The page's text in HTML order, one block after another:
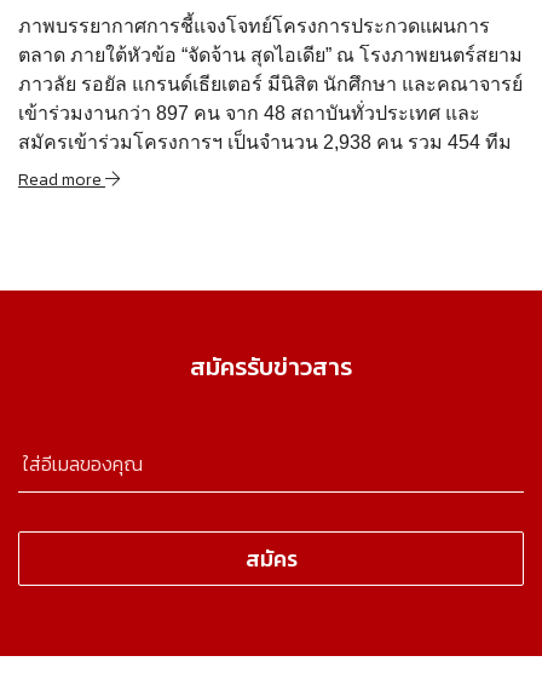
ภาพบรรยากาศการชี้แจงโจทย์โครงการประกวดแผนการ
ตลาด ภายใต้หัวข้อ “จัดจ้าน สุดไอเดีย” ณ โรงภาพยนตร์สยาม
ภาวลัย รอยัล แกรนด์เธียเตอร์ มีนิสิต นักศึกษา และคณาจารย์
เข้าร่วมงานกว่า 897 คน จาก 48 สถาบันทั่วประเทศ และ
สมัครเข้าร่วมโครงการฯ เป็นจำนวน 2,938 คน รวม 454 ทีม
Read more
สมัครรับข่าวสาร